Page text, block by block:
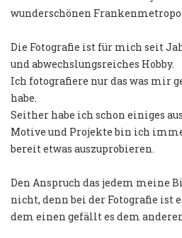
wunderschönen
Die Fotografie ist für mich seit
und abwechslungsreiches Hobby.
Ich fotografiere nur das was mir
habe.
Seither habe ich schon einiges
Motive und Projekte bin ich
bereit etwas auszuprobieren.
Den Anspruch das jedem meine
nicht, denn bei der Fotografie ist
dem einen gefällt es dem